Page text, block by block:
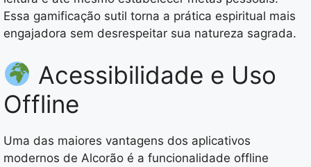
Essa gamificação sutil torna a prática espiritual mais
engajadora sem desrespeitar sua natureza sagrada.
Acessibilidade e Uso
Offline
Uma das maiores vantagens dos aplicativos
modernos de Alcorão é a funcionalidade offline